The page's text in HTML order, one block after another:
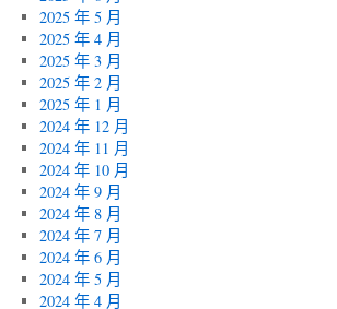
2025 年 5 月
2025 年 4 月
2025 年 3 月
2025 年 2 月
2025 年 1 月
2024 年 12 月
2024 年 11 月
2024 年 10 月
2024 年 9 月
2024 年 8 月
2024 年 7 月
2024 年 6 月
2024 年 5 月
2024 年 4 月